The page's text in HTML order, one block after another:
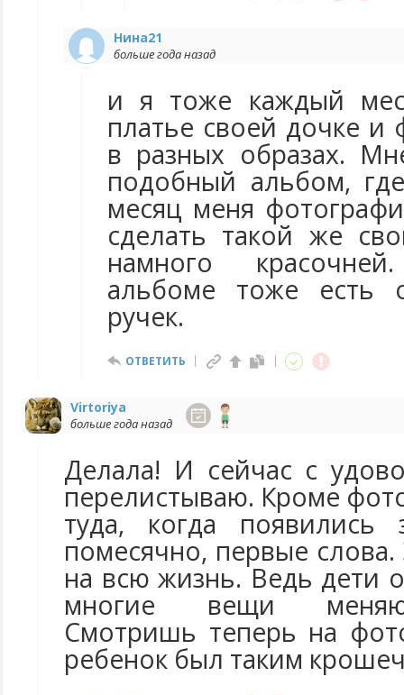
Нина21
больше года назад
и я тоже каждый
платье своей дочке и
в разных образах.
подобный альбом,
месяц меня
сделать такой же
намного
альбоме тоже есть
ручек.
ОТВЕТИТЬ
Virtoriya
больше года назад
Делала! И сейчас с
перелистываю. Кроме
туда, когда
помесячно, первые
на всю жизнь. Ведь дети
многие вещи
Смотришь теперь на
ребенок был таким